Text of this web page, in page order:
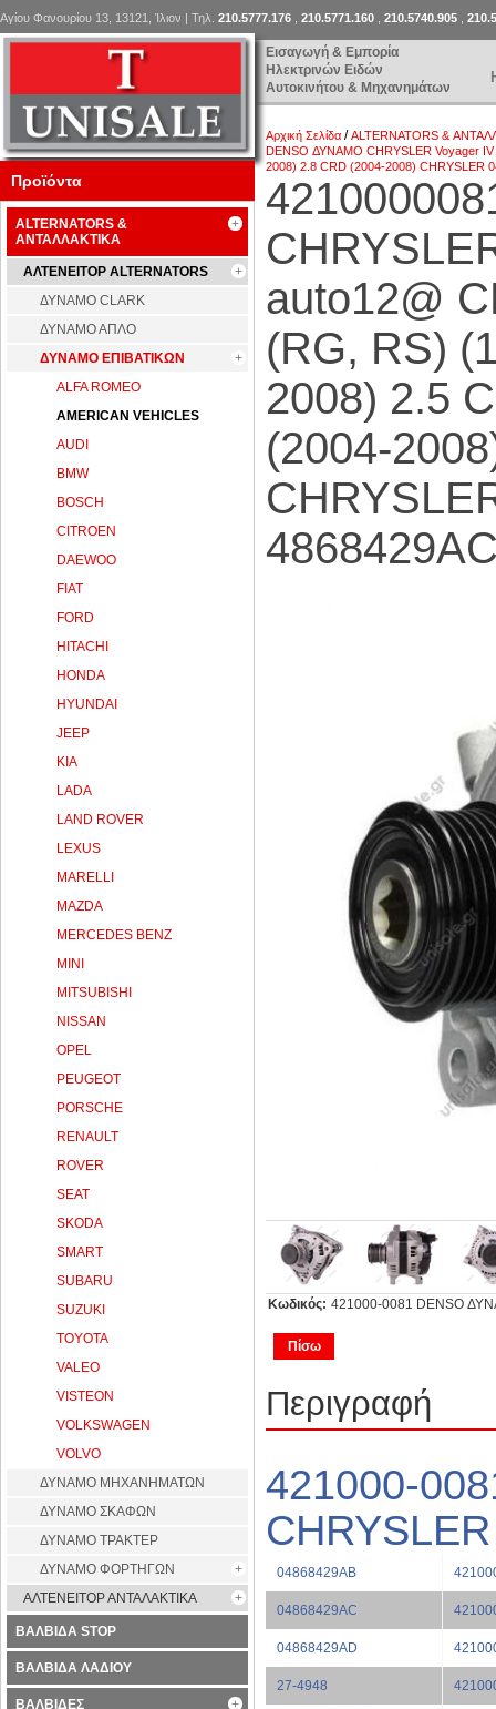
Εισαγωγή & Εμπορία
Ηλεκτρινών Ειδών
Αυτοκινήτου & Μηχανημάτων
Αγίου Φανουρίου 13, 13121, Ίλιον | Τηλ. 210.5777.176 210.5771.160 210.5740.905
Αρχική Σελίδα /ALTERNATORS &
DENSO ΔΥΝΑΜΟ CHRYSLER Voyager IV
2008) 2.8 CRD (2004-2008) CHRYSLER
auto12@
(RG, RS)
2008) 2.5
(2004-
Κωδικός: 421000-0081 DENSO
Πίσω
Περιγραφή
421000-
04868429AB
04868429AC
04868429AD
27-4948
Προϊόντα
ALTERNATORS &
ΑΝΤΑΛΛΑΚΤΙΚΑ
ΑΛΤΕΝΕΙΤΟΡ ALTERNATORS
ΔΥΝΑΜΟ CLARK
ΔΥΝΑΜΟ ΑΠΛΟ
ΔΥΝΑΜΟ ΕΠΙΒΑΤΙΚΩΝ
ALFA ROMEO
AMERICAN VEHICLES
AUDI
BMW
BOSCH
CITROEN
DAEWOO
FIAT
FORD
HITACHI
HONDA
HYUNDAI
JEEP
KIA
LADA
LAND ROVER
LEXUS
MARELLI
MAZDA
MERCEDES BENZ
MINI
MITSUBISHI
NISSAN
OPEL
PEUGEOT
PORSCHE
RENAULT
ROVER
SEAT
SKODA
SMART
SUBARU
SUZUKI
TOYOTA
VALEO
VISTEON
VOLKSWAGEN
VOLVO
ΔΥΝΑΜΟ ΜΗΧΑΝΗΜΑΤΩΝ
ΔΥΝΑΜΟ ΣΚΑΦΩΝ
ΔΥΝΑΜΟ ΤΡΑΚΤΕΡ
ΔΥΝΑΜΟ ΦΟΡΤΗΓΩΝ
ΑΛΤΕΝΕΙΤΟΡ ΑΝΤΑΛΑΚΤΙΚΑ
ΒΑΛΒΙΔΑ STOP
ΒΑΛΒΙΔΑ ΛΑΔΙΟΥ
ΒΑΛΒΙΔΕΣ